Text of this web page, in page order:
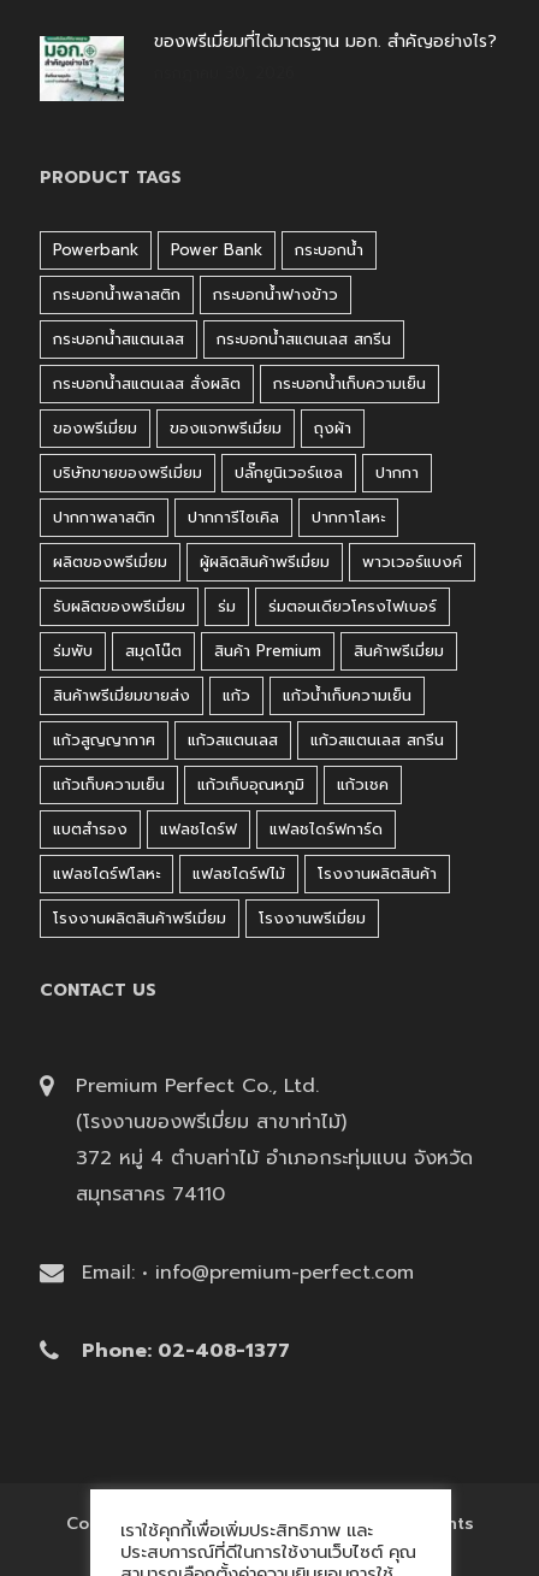
ของพรีเมี่ยมที่ได้มาตรฐาน มอก. สำคัญอย่างไร?
PRODUCT TAGS
Powerbank Power Bank
กระบอกน้ำ
กระบอกน้ำพลาสติก
กระบอกน้ำฟางข้าว
กระบอกน้ำสแตนเลส
กระบอกน้ำสแตนเลส สกรีน
กระบอกน้ำสแตนเลส สั่งผลิต
กระบอกน้ำเก็บความเย็น
ของพรีเมี่ยม
ของแจกพรีเมี่ยม
ถุงผ้า
บริษัทขายของพรีเมี่ยม
ปลั๊กยูนิเวอร์แซล
ปากกา
ปากกาพลาสติก
ปากการีไซเคิล
ปากกาโลหะ
ผลิตของพรีเมี่ยม
ผู้ผลิตสินค้าพรีเมี่ยม
พาวเวอร์แบงค์
รับผลิตของพรีเมี่ยม
ร่ม
ร่มตอนเดียวโครงไฟเบอร์
ร่มพับ
สมุดโน๊ต สินค้า Premium
สินค้าพรีเมี่ยม
สินค้าพรีเมี่ยมขายส่ง
แก้ว
แก้วน้ำเก็บความเย็น
แก้วสูญญากาศ
แก้วสแตนเลส
แก้วสแตนเลส สกรีน
แก้วเก็บความเย็น
แก้วเก็บอุณหภูมิ
แก้วเชค
แบตสำรอง
แฟลชไดร์ฟ
แฟลชไดร์ฟการ์ด
แฟลชไดร์ฟโลหะ
แฟลชไดร์ฟไม้
โรงงานผลิตสินค้า
โรงงานผลิตสินค้าพรีเมี่ยม
โรงงานพรีเมี่ยม
CONTACT US
Premium Perfect Co., Ltd.
(โรงงานของพรีเมี่ยม สาขาท่าไม้)
372 หมู่ 4 ตำบลท่าไม้ อำเภอกระทุ่มแบน จังหวัด
สมุทรสาคร 74110
Email: • info@premium-perfect.com
Phone: 02-408-1377
Copyright © 2017 'โรงงานของพรีเมี่ยม' All Rights
Reserved.
เราใช้คุกกี้เพื่อเพิ่มประสิทธิภาพ และ
ประสบการณ์ที่ดีในการใช้งานเว็บไซต์ คุณ